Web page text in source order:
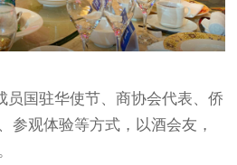
员国驻华使节、商协会代表、侨
参观体验等方式，以酒会友，